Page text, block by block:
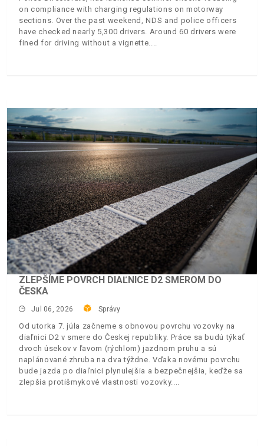
on compliance with charging regulations on motorway
sections. Over the past weekend, NDS and police officers
have checked nearly 5,300 drivers. Around 60 drivers were
fined for driving without a vignette.
ZLEPŠÍME POVRCH DIAĽNICE D2 SMEROM DO
ČESKA
Jul 06, 2026 Správy
Od utorka 7. júla začneme s obnovou povrchu vozovky na
diaľnici D2 v smere do Českej republiky. Práce sa budú týkať
dvoch úsekov v ľavom (rýchlom) jazdnom pruhu a sú
naplánované zhruba na dva týždne. Vďaka novému povrchu
bude jazda po diaľnici plynulejšia a bezpečnejšia, keďže sa
zlepšia protišmykové vlastnosti vozovky.